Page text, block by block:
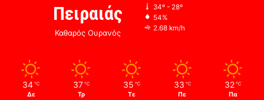
Πειραιάς
Καθαρός Ουρανός
34º - 28º
54%
2.68 km/h
34 ℃
Δε
37 ℃
Τρ
35 ℃
Τε
33 ℃
Πε
32 ℃
Πα